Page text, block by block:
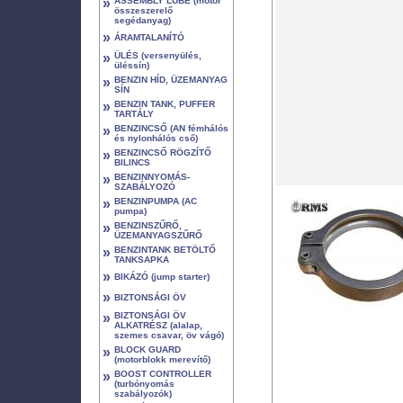
» összeszerelő
segédanyag)
» ÁRAMTALANÍTÓ
» ÜLÉS (versenyülés,
üléssín)
» BENZIN HÍD, ÜZEMANYAG
SÍN
» BENZIN TANK, PUFFER
TARTÁLY
» BENZINCSŐ (AN fémhálós
és nylonhálós cső)
» BENZINCSŐ RÖGZÍTŐ
BILINCS
» BENZINNYOMÁS-
SZABÁLYOZÓ
» BENZINPUMPA (AC
pumpa)
» BENZINSZŰRŐ,
ÜZEMANYAGSZŰRŐ
» BENZINTANK BETÖLTŐ
TANKSAPKA
» BIKÁZÓ (jump starter)
» BIZTONSÁGI ÖV
» BIZTONSÁGI ÖV
ALKATRÉSZ (alalap,
szemes csavar, öv vágó)
» BLOCK GUARD
(motorblokk merevítő)
» BOOST CONTROLLER
(turbónyomás
szabályozók)